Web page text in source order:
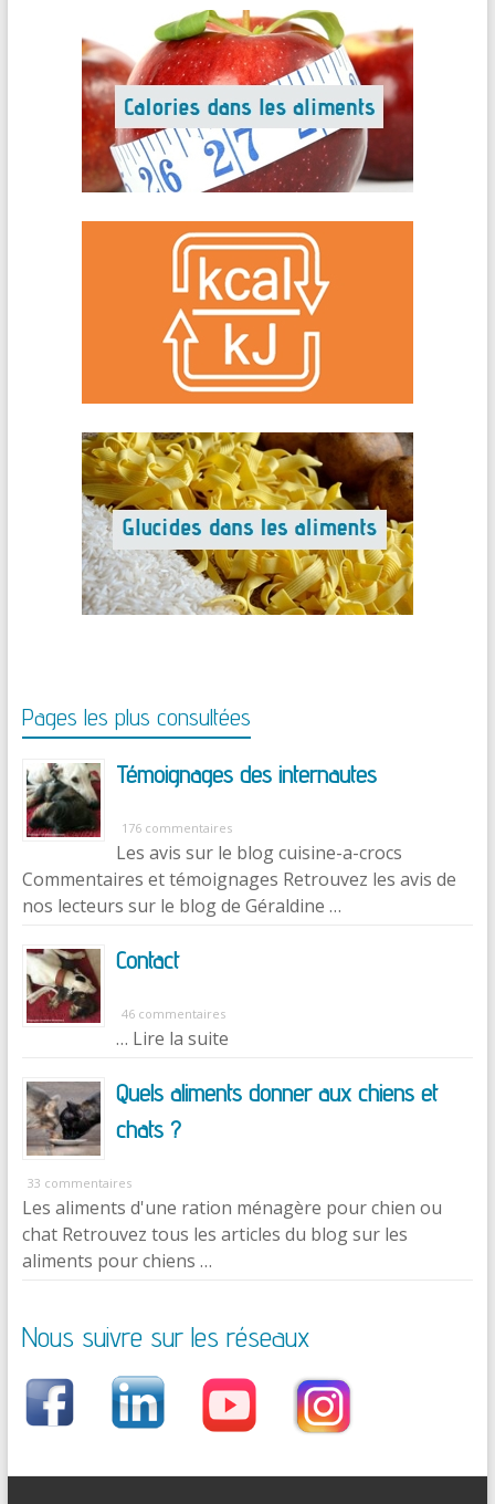
Pages les plus consultées
Témoignages des internautes
176 commentaires
Les avis sur le blog cuisine-a-crocs
Commentaires et témoignages Retrouvez les avis de
nos lecteurs sur le blog de Géraldine …
Contact
46 commentaires
… Lire la suite
Quels aliments donner aux chiens et
chats ?
33 commentaires
Les aliments d'une ration ménagère pour chien ou
chat Retrouvez tous les articles du blog sur les
aliments pour chiens …
Nous suivre sur les réseaux